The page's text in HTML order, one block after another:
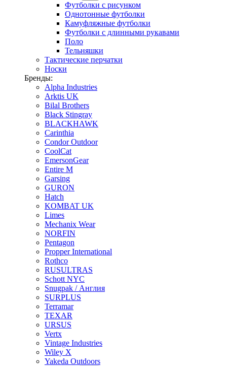
Футболки с рисунком
Однотонные футболки
Камуфляжные футболки
Футболки с длинными рукавами
Поло
Тельняшки
Тактические перчатки
Носки
Бренды:
Alpha Industries
Arktis UK
Bilal Brothers
Black Stingray
BLACKHAWK
Carinthia
Condor Outdoor
CoolCat
EmersonGear
Entire M
Garsing
GURON
Hatch
KOMBAT UK
Limes
Mechanix Wear
NORFIN
Pentagon
Propper International
Rothco
RUSULTRAS
Schott NYC
Snugpak / Англия
SURPLUS
Terramar
TEXAR
URSUS
Vertx
Vintage Industries
Wiley X
Yakeda Outdoors